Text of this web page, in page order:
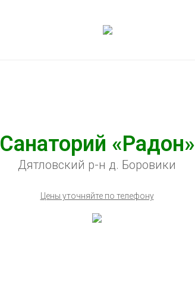
Санаторий «Радон»
Дятловский р-н д. Боровики
Цены уточняйте по телефону